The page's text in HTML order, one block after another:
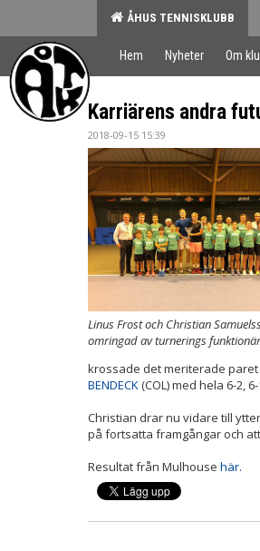
ÅHUS TENNISKLUBB
Hem Nyheter Om
Karriärens andra
2018-09-15 15:39
Linus Frost och Christian
omringad av turnerings
krossade det meriterade paret
BENDECK(COL) med hela 6-2,
Christian drar nu vidare till
på fortsatta framgångar och
Resultat från Mulhouse här.